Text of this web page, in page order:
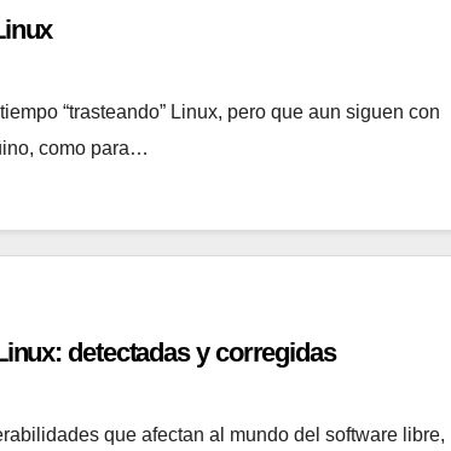
“trasteando” Linux, pero que aun siguen con
como para…
detectadas y corregidas
que afectan al mundo del software libre,